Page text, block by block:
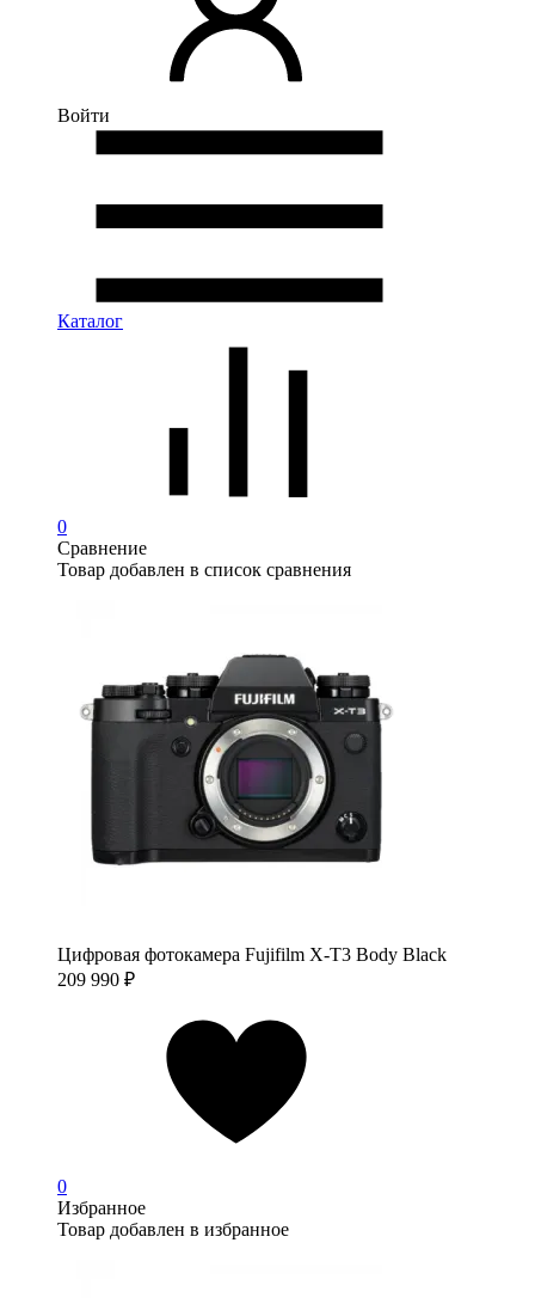
Войти
Каталог
0
Сравнение
Товар добавлен в список сравнения
Цифровая фотокамера Fujifilm X-T3 Body Black
209 990 ₽
0
Избранное
Товар добавлен в избранное